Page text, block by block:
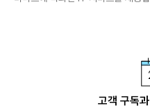
고객 구독